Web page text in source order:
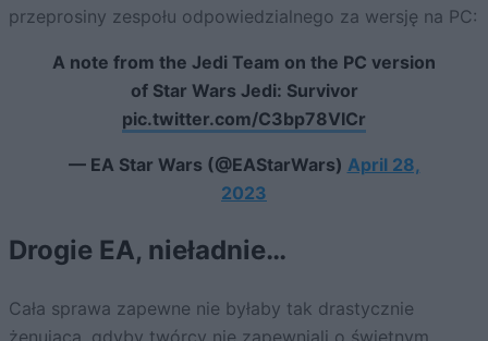
przeprosiny zespołu odpowiedzialnego za wersję na PC:
A note from the Jedi Team on the PC version
of Star Wars Jedi: Survivor
pic.twitter.com/C3bp78VICr
— EA Star Wars (@EAStarWars) April 28,
2023
Drogie EA, nieładnie…
Cała sprawa zapewne nie byłaby tak drastycznie
żenująca, gdyby twórcy nie zapewniali o świetnym